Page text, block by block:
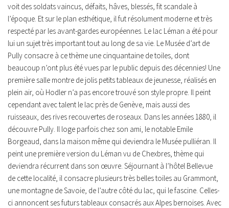
voit des soldats vaincus, défaits, hâves, blessés, fit scandale à
l’époque. Et sur le plan esthétique, il fut résolument moderne et très
respecté par les avant-gardes européennes. Le lac Léman a été pour
lui un sujet très important tout au long de sa vie. Le Musée d’art de
Pully consacre à ce thème une cinquantaine de toiles, dont
beaucoup n’ont plus été vues par le public depuis des décennies! Une
première salle montre de jolis petits tableaux de jeunesse, réalisés en
plein air, où Hodler n’a pas encore trouvé son style propre. Il peint
cependant avec talent le lac près de Genève, mais aussi des
ruisseaux, des rives recouvertes de roseaux. Dans les années 1880, il
découvre Pully. Il loge parfois chez son ami, le notable Emile
Borgeaud, dans la maison même qui deviendra le Musée pulliéran. Il
peint une première version du Léman vu de Chexbres, thème qui
deviendra récurrent dans son œuvre. Séjournant à l’hôtel Bellevue
de cette localité, il consacre plusieurs très belles toiles au Grammont,
une montagne de Savoie, de l’autre côté du lac, qui le fascine. Celles-
ci annoncent ses futurs tableaux consacrés aux Alpes bernoises. Avec